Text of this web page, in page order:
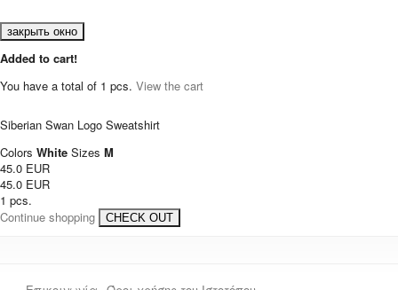
закрыть окно
Added to cart!
You have a total of 1 pcs. View the cart
Siberian Swan Logo Sweatshirt
Colors White Sizes M
45.0 EUR
45.0 EUR
1 pcs.
Continue shopping
CHECK OUT